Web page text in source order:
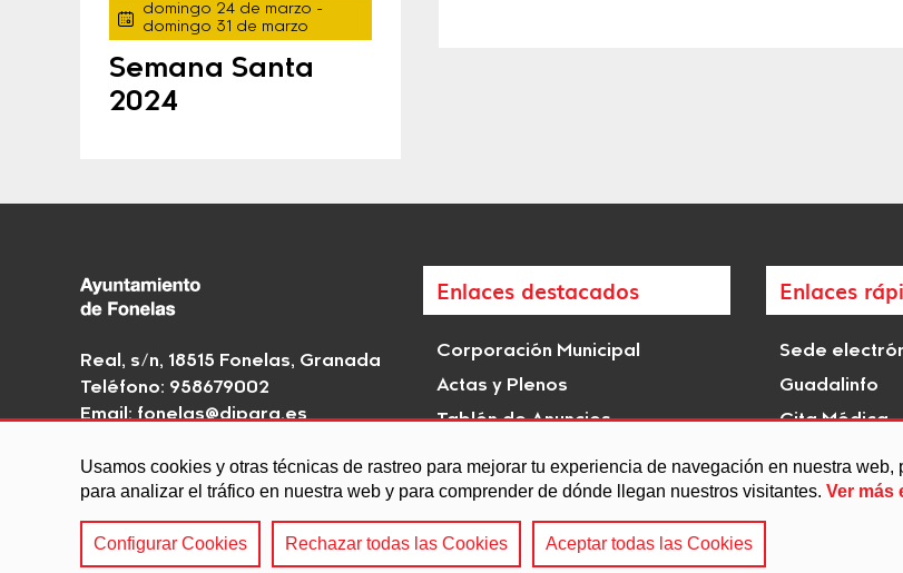
Usamos cookies y otras técnicas de rastreo para mejorar tu experiencia de navegación en nuestra
para analizar el tráfico en nuestra web y para comprender de dónde llegan nuestros visitantes. Ver más
Configurar Cookies Rechazar todas las Cookies Aceptar todas las Cookies
domingo 24 de marzo -
domingo 31 de marzo
Semana Santa
2024
Real, s/n, 18515 Fonelas, Granada
Teléfono: 958679002
Email:fonelas@dipgra.es
Enlaces destacados
Corporación Municipal
Actas y Plenos
Tablón de Anuncios
interés
Enlaces
Sede
Guadalinfo
Cita Médica